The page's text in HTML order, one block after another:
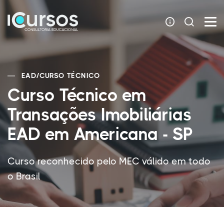
EAD/CURSO TÉCNICO
Curso Técnico em
Transações Imobiliárias
EAD em Americana - SP
Curso reconhecido pelo MEC válido em todo
o Brasil